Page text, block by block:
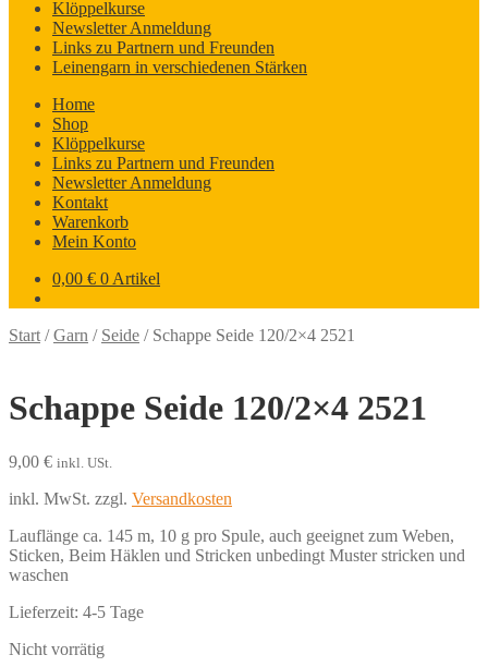
Klöppelkurse
Newsletter Anmeldung
Links zu Partnern und Freunden
Leinengarn in verschiedenen Stärken
Home
Shop
Klöppelkurse
Links zu Partnern und Freunden
Newsletter Anmeldung
Kontakt
Warenkorb
Mein Konto
0,00 € 0 Artikel
Start /Garn / Seide / Schappe Seide 120/2×4 2521
Schappe Seide 120/2×4 2521
9,00 € inkl. USt.
inkl. MwSt. zzgl. Versandkosten
Lauflänge ca. 145 m, 10 g pro Spule, auch geeignet zum Weben,
Sticken, Beim Häklen und Stricken unbedingt Muster stricken und
waschen
Lieferzeit: 4-5 Tage
Nicht vorrätig